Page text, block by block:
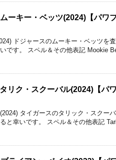
ーキー・ベッツ(2024)【パワ
ドジャースのムーキー・ベッツを
です。 スペル＆その他表記 Mookie
リク・スクーバル(2024)【パ
タイガースのタリック・スクー
と幸いです。 スペル＆その他表記